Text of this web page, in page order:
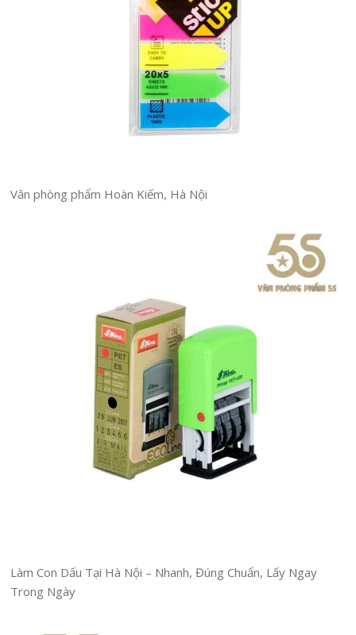
Văn phòng phẩm Hoàn Kiếm, Hà Nội
Làm Con Dấu Tại Hà Nội – Nhanh, Đúng Chuẩn, Lấy Ngay
Trong Ngày